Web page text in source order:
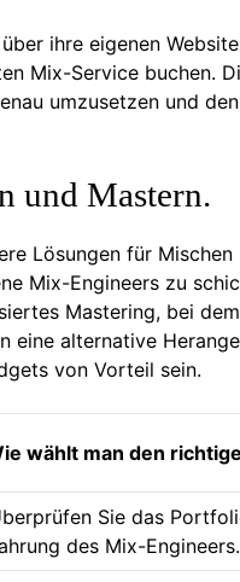
ihre eigenen
Mix-Service buchen.
umzusetzen und
und Mastern.
Lösungen für Mischen
Mix-Engineers zu
Mastering, bei
alternative
von Vorteil sein.
wählt man den
Sie das
des Mix-Engineers.